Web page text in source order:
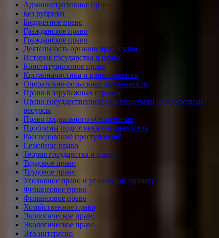
Административное право
Без рубрики
Бюджетное право
Гражданское право
Гражданское право
Деятельность органов правосудия
История государства и права
Конституционное право
Криминалистика и криминология
Оперативно-розыскная деятельность
Право в зарубежных странах
Право государственной собственности на природные
ресурсы
Право социального обеспечения
Проблемы подготовки специалистов
Расследование преступлений
Семейное право
Теория государства и права
Трудовое право
Трудовое право
Уголовное право и уголовный процесс
Финансовое право
Финансовое право
Хозяйственное право
Экологическое право
Экологическое право
Это интересно